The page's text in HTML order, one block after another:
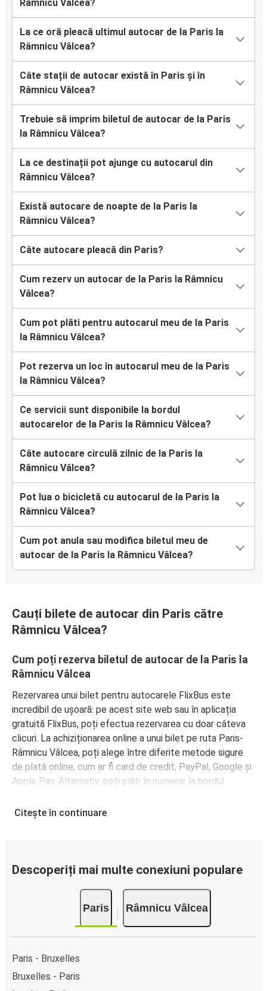
Râmnicu Vâlcea?
La ce oră pleacă ultimul autocar de la Paris la
Râmnicu Vâlcea?
Câte stații de autocar există în Paris și în
Râmnicu Vâlcea?
Trebuie să imprim biletul de autocar de la Paris
la Râmnicu Vâlcea?
La ce destinații pot ajunge cu autocarul din
Râmnicu Vâlcea?
Există autocare de noapte de la Paris la
Râmnicu Vâlcea?
Câte autocare pleacă din Paris?
Cum rezerv un autocar de la Paris la Râmnicu
Vâlcea?
Cum pot plăti pentru autocarul meu de la Paris
la Râmnicu Vâlcea?
Pot rezerva un loc în autocarul meu de la Paris
la Râmnicu Vâlcea?
Ce servicii sunt disponibile la bordul
autocarelor de la Paris la Râmnicu Vâlcea?
Câte autocare circulă zilnic de la Paris la
Râmnicu Vâlcea?
Pot lua o bicicletă cu autocarul de la Paris la
Râmnicu Vâlcea?
Cum pot anula sau modifica biletul meu de
autocar de la Paris la Râmnicu Vâlcea?
Cauți bilete de autocar din Paris către
Râmnicu Vâlcea?
Cum poți rezerva biletul de autocar de la Paris la
Râmnicu Vâlcea
Rezervarea unui bilet pentru autocarele FlixBus este
incredibil de ușoară: pe acest site web sau în aplicația
gratuită FlixBus, poți efectua rezervarea cu doar câteva
clicuri. La achiziționarea online a unui bilet pe ruta Paris-
Râmnicu Vâlcea, poți alege între diferite metode sigure
de plată online, cum ar fi card de credit, PayPal, Google și
Apple Pay. Alternativ, poți plăti în numerar la bordul
Citește în continuare
Descoperiți mai multe conexiuni populare
Paris Râmnicu Vâlcea
Paris - Bruxelles
Bruxelles - Paris